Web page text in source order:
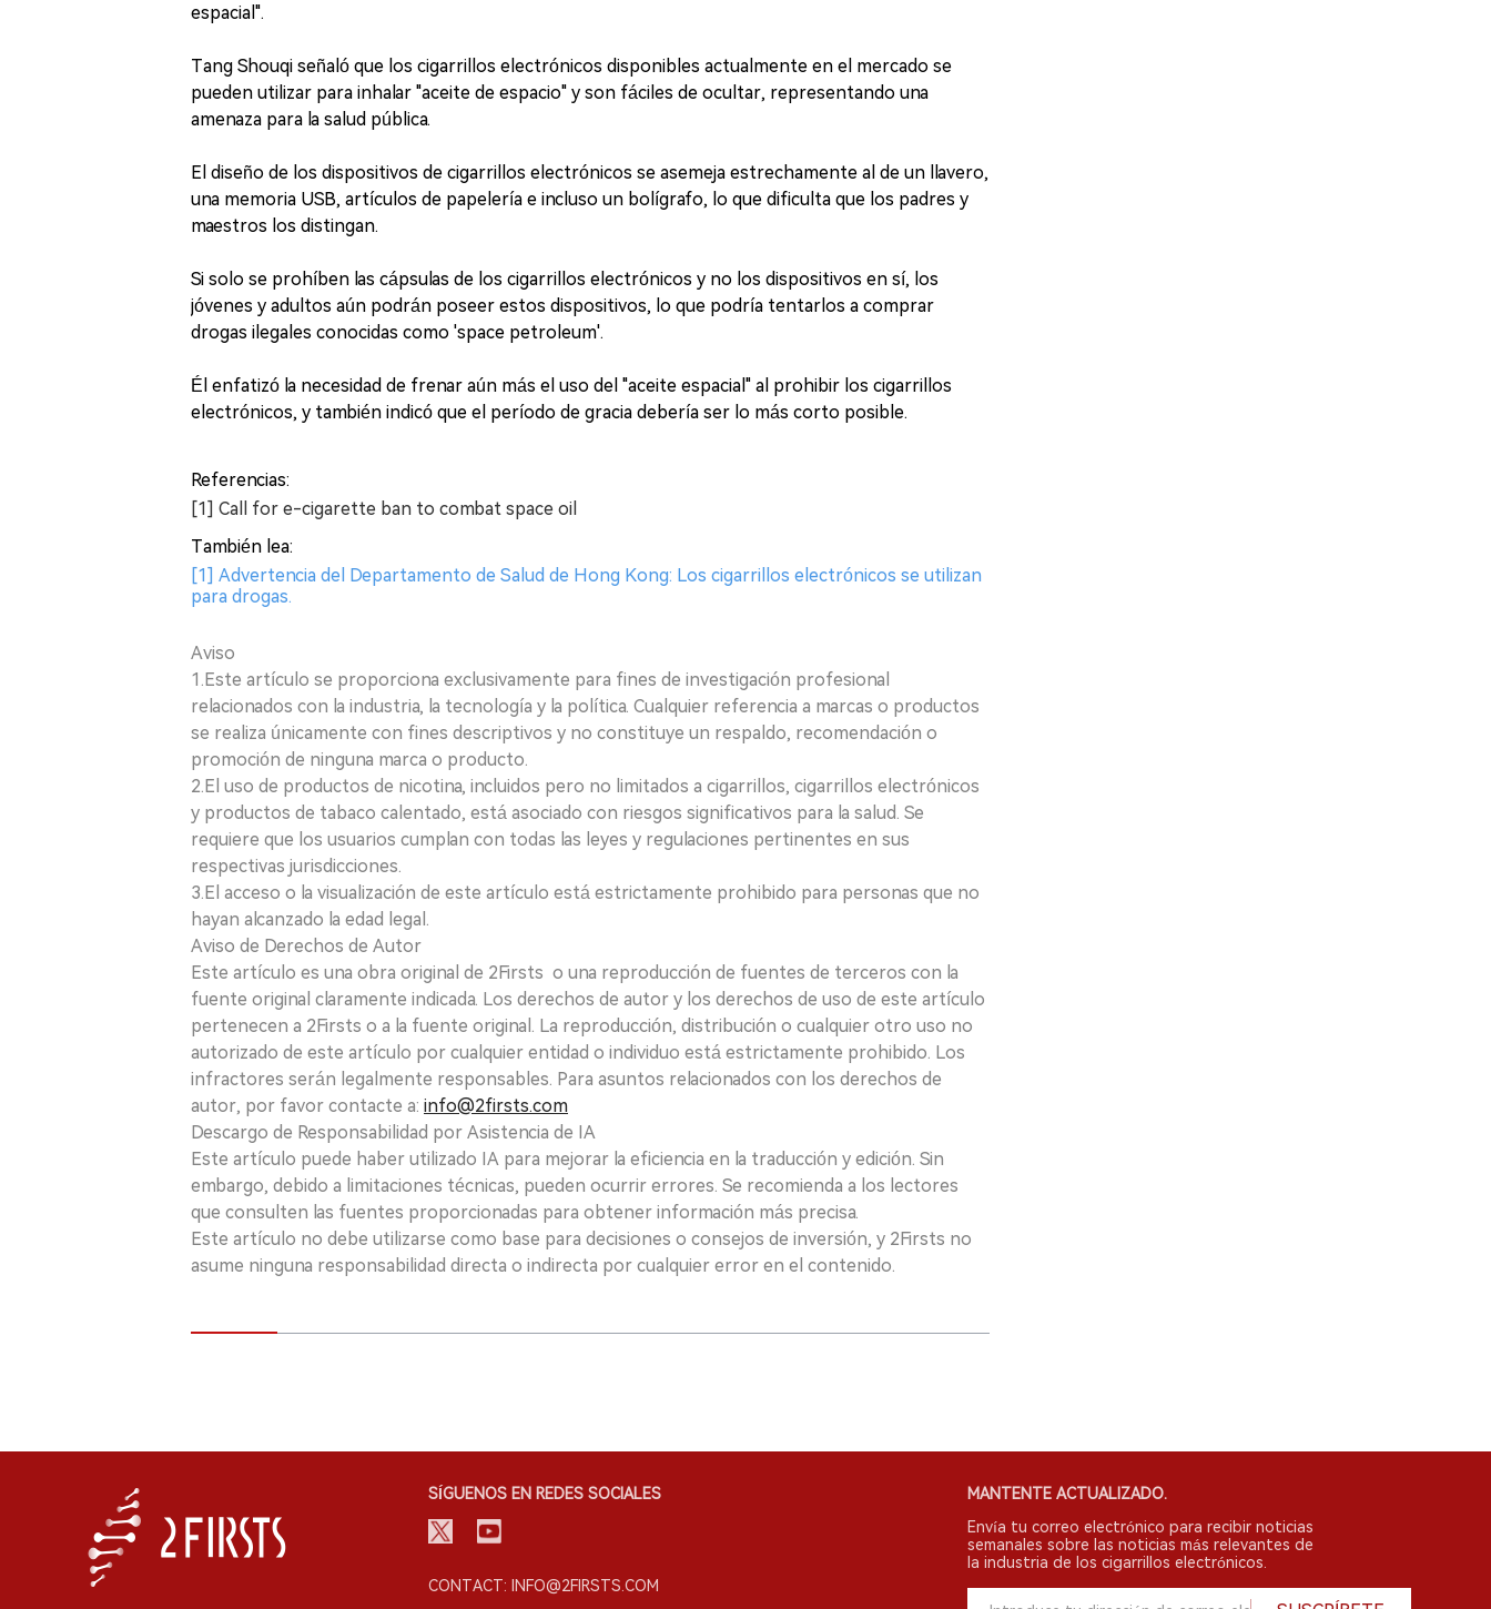
espacial".
Tang Shouqi señaló que los cigarrillos electrónicos disponibles actualmente en el mercado se
pueden utilizar para inhalar "aceite de espacio" y son fáciles de ocultar, representando una
amenaza para la salud pública.
El diseño de los dispositivos de cigarrillos electrónicos se asemeja estrechamente al de un llavero,
una memoria USB, artículos de papelería e incluso un bolígrafo, lo que dificulta que los padres y
maestros los distingan.
Si solo se prohíben las cápsulas de los cigarrillos electrónicos y no los dispositivos en sí, los
jóvenes y adultos aún podrán poseer estos dispositivos, lo que podría tentarlos a comprar
drogas ilegales conocidas como 'space petroleum'.
Él enfatizó la necesidad de frenar aún más el uso del "aceite espacial" al prohibir los cigarrillos
electrónicos, y también indicó que el período de gracia debería ser lo más corto posible.
Referencias:
[1] Call for e-cigarette ban to combat space oil
También lea:
[1] Advertencia del Departamento de Salud de Hong Kong: Los cigarrillos electrónicos se utilizan
para drogas.
Aviso
1.Este artículo se proporciona exclusivamente para fines de investigación profesional
relacionados con la industria, la tecnología y la política. Cualquier referencia a marcas o productos
se realiza únicamente con fines descriptivos y no constituye un respaldo, recomendación o
promoción de ninguna marca o producto.
2.El uso de productos de nicotina, incluidos pero no limitados a cigarrillos, cigarrillos electrónicos
y productos de tabaco calentado, está asociado con riesgos significativos para la salud. Se
requiere que los usuarios cumplan con todas las leyes y regulaciones pertinentes en sus
respectivas jurisdicciones.
3.El acceso o la visualización de este artículo está estrictamente prohibido para personas que no
hayan alcanzado la edad legal.
Aviso de Derechos de Autor
Este artículo es una obra original de 2Firsts o una reproducción de fuentes de terceros con la
fuente original claramente indicada. Los derechos de autor y los derechos de uso de este artículo
pertenecen a 2Firsts o a la fuente original. La reproducción, distribución o cualquier otro uso no
autorizado de este artículo por cualquier entidad o individuo está estrictamente prohibido. Los
infractores serán legalmente responsables. Para asuntos relacionados con los derechos de
autor, por favor contacte a: info@2firsts.com
Descargo de Responsabilidad por Asistencia de IA
Este artículo puede haber utilizado IA para mejorar la eficiencia en la traducción y edición. Sin
embargo, debido a limitaciones técnicas, pueden ocurrir errores. Se recomienda a los lectores
que consulten las fuentes proporcionadas para obtener información más precisa.
Este artículo no debe utilizarse como base para decisiones o consejos de inversión, y 2Firsts no
asume ninguna responsabilidad directa o indirecta por cualquier error en el contenido.
SÍGUENOS EN REDES SOCIALES
CONTACT: INFO@2FIRSTS.COM
MANTENTE ACTUALIZADO.
Envía tu correo electrónico para recibir noticias
semanales sobre las noticias más relevantes de
la industria de los cigarrillos electrónicos.